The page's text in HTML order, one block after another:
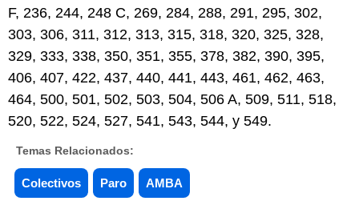
F, 236, 244, 248 C, 269, 284, 288, 291, 295, 302,
303, 306, 311, 312, 313, 315, 318, 320, 325, 328,
329, 333, 338, 350, 351, 355, 378, 382, 390, 395,
406, 407, 422, 437, 440, 441, 443, 461, 462, 463,
464, 500, 501, 502, 503, 504, 506 A, 509, 511, 518,
520, 522, 524, 527, 541, 543, 544, y 549.
Temas Relacionados:
Colectivos Paro AMBA